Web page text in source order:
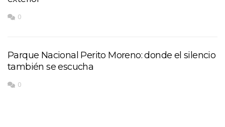
0
Parque Nacional Perito Moreno: donde el silencio
también se escucha
0